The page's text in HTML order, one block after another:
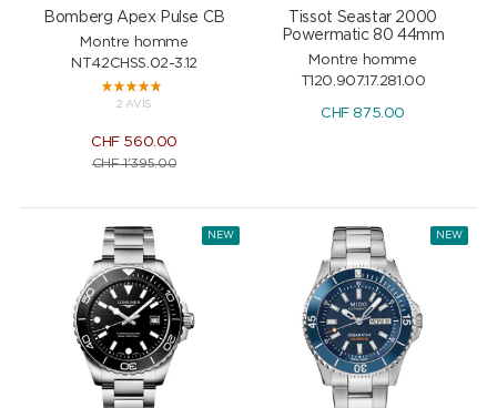
Bomberg Apex Pulse CB
Montre homme
NT42CHSS.02-3.12
2 AVIS
CHF560.00
CHF1'395.00
Tissot Seastar 2000
Powermatic 80 44mm
Montre homme
T120.907.17.281.00
CHF875.00
NEW NEW